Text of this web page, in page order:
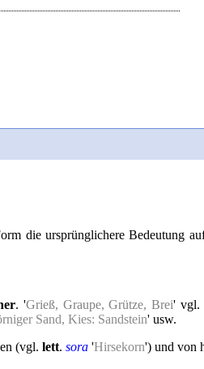
die ursprünglichere Bedeutung
. 'Grieß, Graupe, Grütze, Brei'
Sand, Kies: Sandstein' usw.
(vgl. lett. sora 'Hirsekorn') und von